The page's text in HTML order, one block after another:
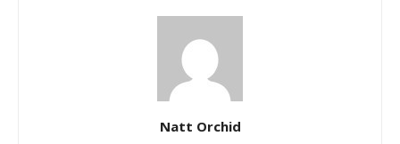
Natt Orchid